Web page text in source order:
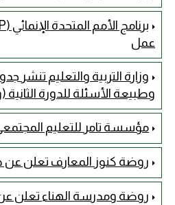
عمل
وزارة التربية والتعليم تنشر
وطبيعة الأسئلة للدورة الثانية
مؤسسة تامر للتعليم
روضة كنوز المعارف تعلن عن
روضة ومدرسة الهناء تعلن